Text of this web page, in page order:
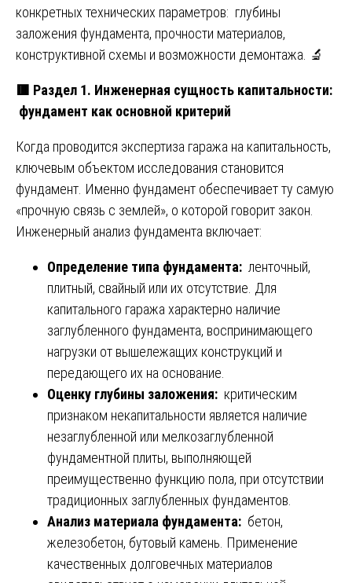
конкретных технических параметров: глубины
заложения фундамента, прочности материалов,
конструктивной схемы и возможности демонтажа. 🔬
🟥 Раздел 1. Инженерная сущность капитальности:
фундамент как основной критерий
Когда проводится экспертиза гаража на капитальность,
ключевым объектом исследования становится
фундамент. Именно фундамент обеспечивает ту самую
«прочную связь с землей», о которой говорит закон.
Инженерный анализ фундамента включает:
Определение типа фундамента: ленточный,
плитный, свайный или их отсутствие. Для
капитального гаража характерно наличие
заглубленного фундамента, воспринимающего
нагрузки от вышележащих конструкций и
передающего их на основание.
Оценку глубины заложения: критическим
признаком некапитальности является наличие
незаглубленной или мелкозаглубленной
фундаментной плиты, выполняющей
преимущественно функцию пола, при отсутствии
традиционных заглубленных фундаментов.
Анализ материала фундамента: бетон,
железобетон, бутовый камень. Применение
качественных долговечных материалов